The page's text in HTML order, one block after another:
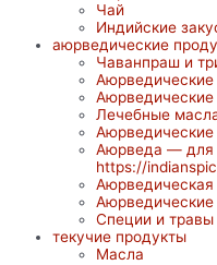
Чай
Индийские
аюрведические
Чаванпраш и
Аюрведические
Аюрведические
Лечебные
Аюрведа — для
https://
Аюрведическая
Аюрведические
Специи и травы
текучие продукты
Масла